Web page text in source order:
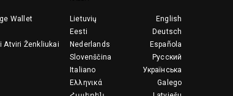
Wallet
Atviri Ženkliukai
English
Lietuvių
Deutsch
Eesti
Española
Nederlands
Русский
Slovenščina
Українська
Italiano
Galego
Ελληνικά